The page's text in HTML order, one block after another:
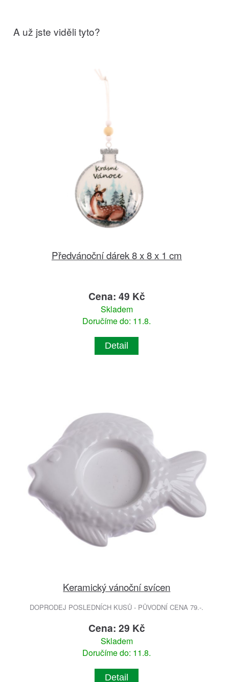
A už jste viděli tyto?
Předvánoční dárek 8 x 8 x 1 cm
Cena: 49 Kč
Skladem
Doručíme do: 11.8.
Detail
Keramický vánoční svícen
DOPRODEJ POSLEDNÍCH KUSŮ - PŮVODNÍ CENA 79.-.
Cena: 29 Kč
Skladem
Doručíme do: 11.8.
Detail